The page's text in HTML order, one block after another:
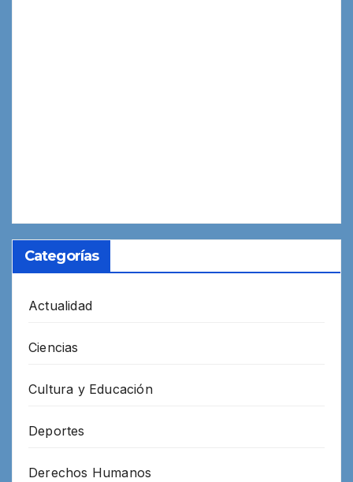
Categorías
Actualidad
Ciencias
Cultura y Educación
Deportes
Derechos Humanos